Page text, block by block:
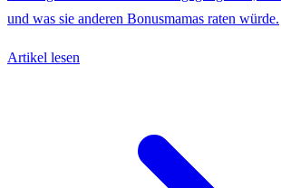
und was sie anderen Bonusmamas raten würde.
Artikel lesen